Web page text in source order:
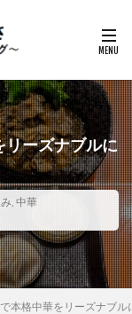
リーズナブルに
, 中華
で本格中華をリーズナブ